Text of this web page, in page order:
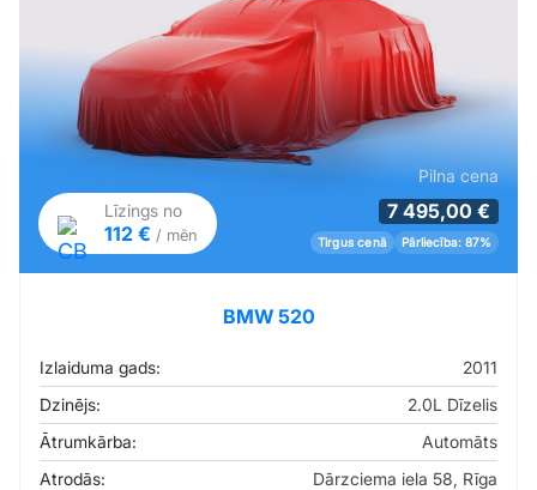
Līzings no
112 € / mēn
Pilna cena
7 495,00 €
Tirgus cenā Pārliecība: 87%
BMW 520
Izlaiduma gads:
2011
Dzinējs:
2.0L Dīzelis
Ātrumkārba:
Automāts
Atrodās:
Dārzciema iela 58, Rīga